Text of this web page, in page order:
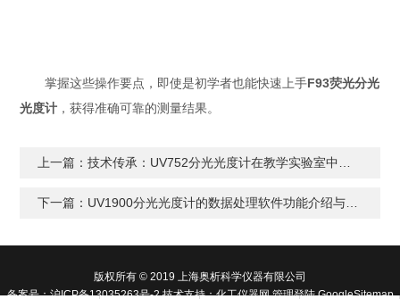
掌握这些操作要点，即使是初学者也能快速上手F93荧光分光
光度计 ，获得准确可靠的测量结果。
上一篇：技术传承：UV752分光光度计在教学实验室中的价值
下一篇： UV1900分光光度计的数据处理软件功能介绍与使用技巧
版权所有 © 2019 上海奥析科学仪器有限公司
备案号：沪ICP备13035263号-2技术支持：化工仪器网 管理登陆 GoogleSitemap